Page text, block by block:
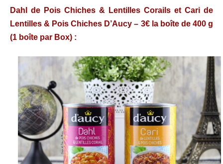
Dahl de Pois Chiches & Lentilles Corails et Cari de
Lentilles & Pois Chiches D’Aucy – 3€ la boîte de 400 g
(1 boîte par Box) :